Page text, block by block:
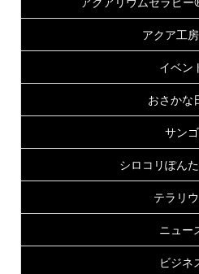
アクア工
イベン
おさかな
サンゴ
シロコリぽん
テラリ
ニュー
ビジネ